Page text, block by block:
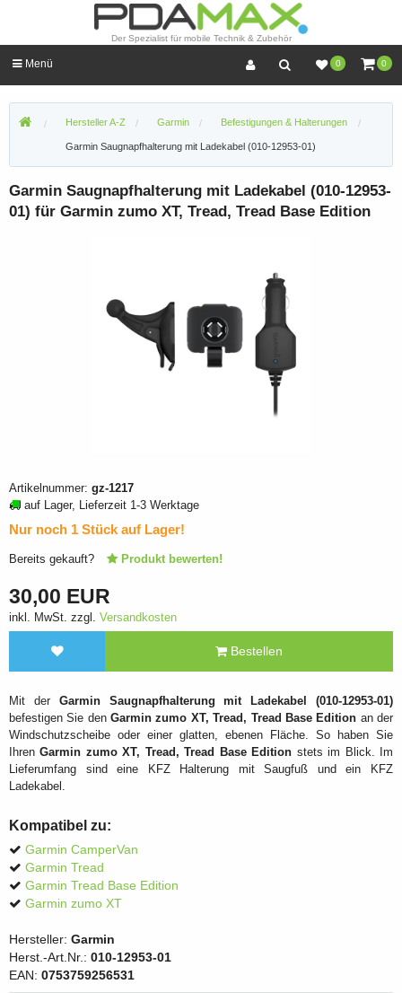
Der Spezialist für mobile Technik & Zubehör
0 0
Menü
Hersteller A-Z Garmin Befestigungen & Halterungen
Garmin Saugnapfhalterung mit Ladekabel (010-12953-01)
Garmin Saugnapfhalterung mit Ladekabel (010-12953-
01) für Garmin zumo XT, Tread, Tread Base Edition
Artikelnummer: gz-1217
auf Lager, Lieferzeit 1-3 Werktage
Nur noch 1 Stück auf Lager!
Bereits gekauft? Produkt bewerten!
30,00 EUR
inkl. MwSt. zzgl. Versandkosten
Bestellen
Mit der Garmin Saugnapfhalterung mit Ladekabel (010-12953-01)
befestigen Sie denGarmin zumo XT, Tread, Tread Base Edition an der
Windschutzscheibe oder einer glatten, ebenen Fläche. So haben Sie
IhrenGarmin zumo XT, Tread, Tread Base Edition stets im Blick. Im
Lieferumfang sind eine KFZ Halterung mit Saugfuß und ein KFZ
Ladekabel.
Kompatibel zu:
Garmin CamperVan
Garmin Tread
Garmin Tread Base Edition
Garmin zumo XT
Hersteller: Garmin
Herst.-Art.Nr.: 010-12953-01
EAN: 0753759256531